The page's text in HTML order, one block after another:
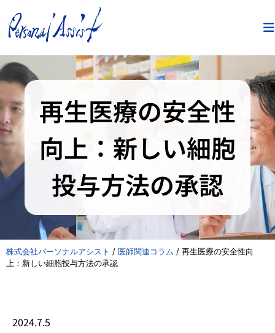
再生医療の安全性
向上：新しい細胞
投与方法の承認
株式会社パーソナルアシスト / 医師関連コラム / 再生医療の安全性向
上：新しい細胞投与方法の承認
2024.7.5